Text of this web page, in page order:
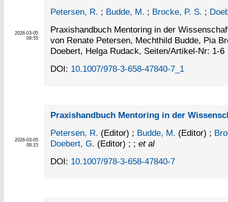
2026-03-05
09:55
Petersen, R. ; Budde, M. ; Brocke, P. S. ;
Praxishandbuch Mentoring in der
von Renate Petersen, Mechthild Budde, Pia
Doebert, Helga Rudack, Seiten/Artikel-Nr: 1-6
DOI: 10.1007/978-3-658-47840-7_1
2026-03-05
09:15
Praxishandbuch Mentoring in der
Petersen, R. (Editor) ; Budde, M. (Editor) ;
Doebert, G. (Editor) ; ; et al
DOI: 10.1007/978-3-658-47840-7